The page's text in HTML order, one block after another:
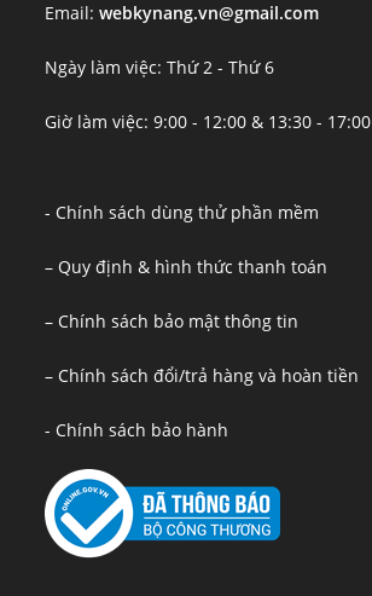
Email:webkynang.vn@gmail.com
Ngày làm việc: Thứ 2 - Thứ 6
Giờ làm việc: 9:00 - 12:00 & 13:30 - 17:00
- Chính sách dùng thử phần mềm
– Quy định & hình thức thanh toán
– Chính sách bảo mật thông tin
– Chính sách đổi/trả hàng và hoàn tiền
- Chính sách bảo hành